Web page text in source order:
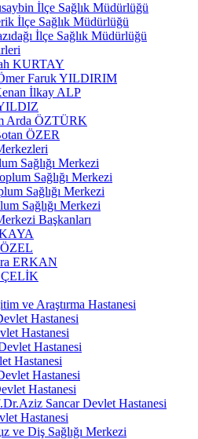
İlçe Sağlık Müdürlüğü
İlçe Sağlık Müdürlüğü
İlçe Sağlık Müdürlüğü
KURTAY
Faruk YILDIRIM
İlkay ALP
Arda ÖZTÜRK
ÖZER
Sağlığı Merkezi
Sağlığı Merkezi
Sağlığı Merkezi
Sağlığı Merkezi
Başkanları
ERKAN
ÇELİK
ve Araştırma Hastanesi
Hastanesi
Hastanesi
Hastanesi
Hastanesi
Hastanesi
Hastanesi
Sancar Devlet Hastanesi
Hastanesi
ve Diş Sağlığı Merkezi